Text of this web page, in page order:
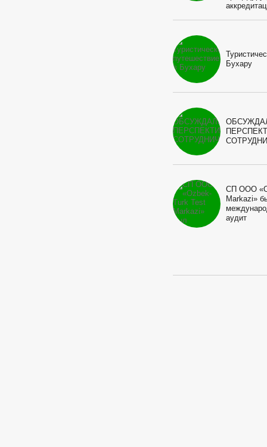
Бухару
СП ООО
Markazi»
аудит